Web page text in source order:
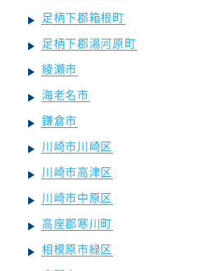
足柄下郡箱根町
足柄下郡湯河原町
綾瀬市
海老名市
鎌倉市
川崎市川崎区
川崎市高津区
川崎市中原区
高座郡寒川町
相模原市緑区